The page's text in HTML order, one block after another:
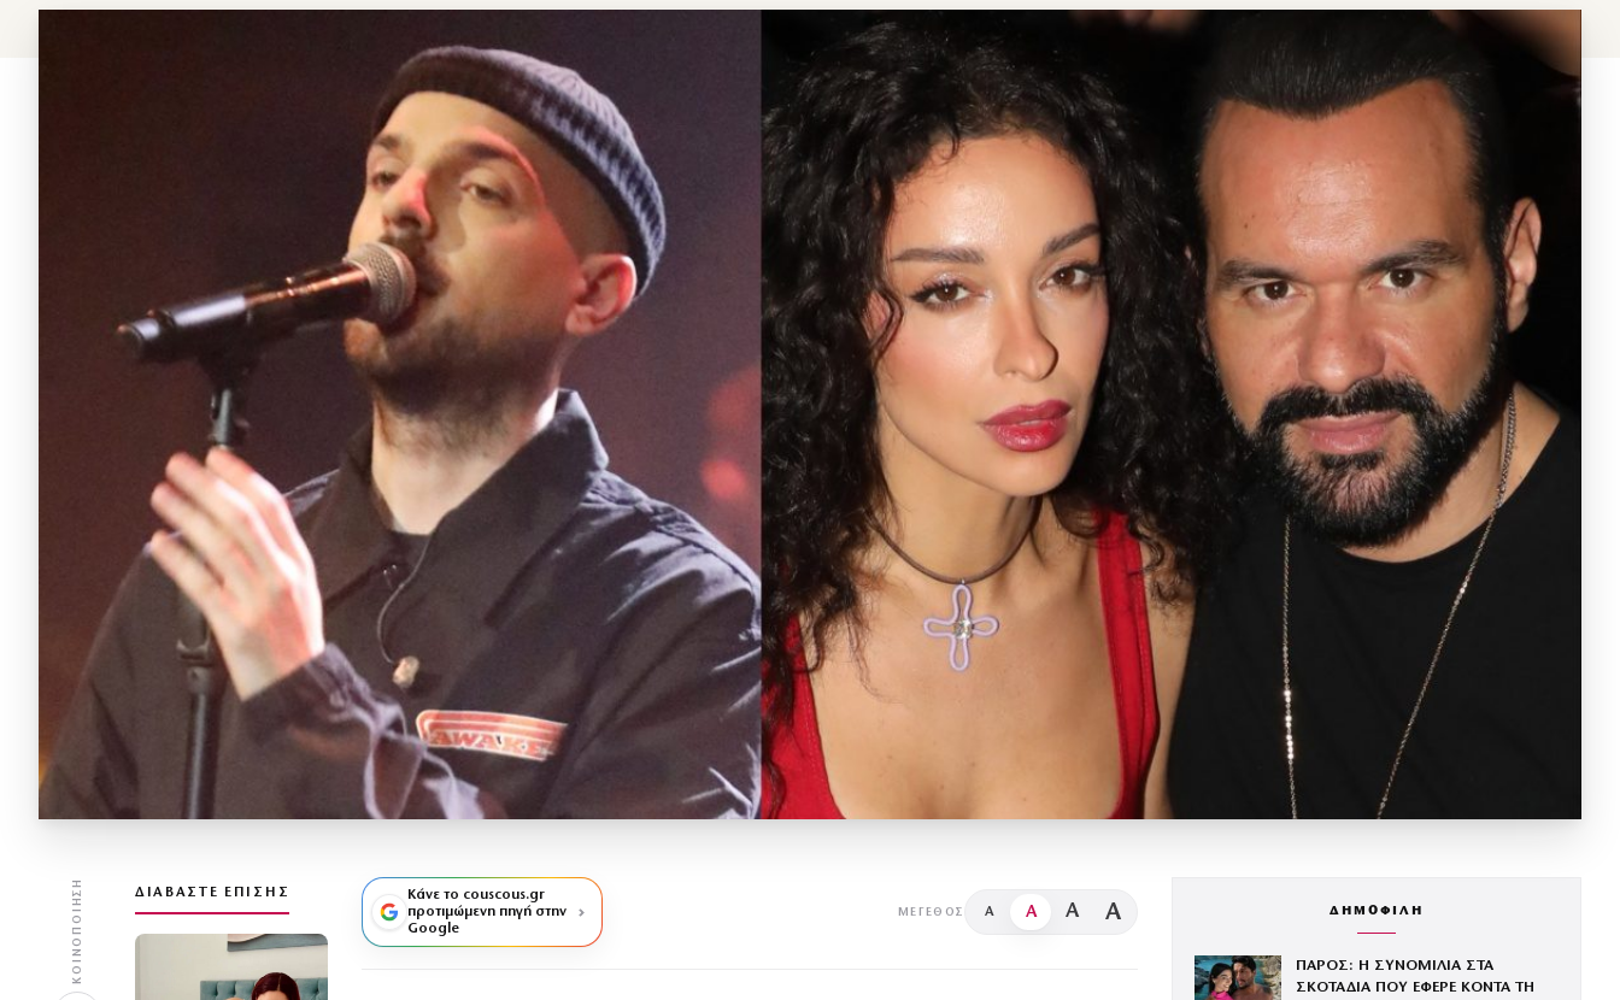
ΚΟΙΝΟΠΟΊΗΣΗ ΔΙΑΒΆΣΤΕ ΕΠΊΣΗΣ
Κάνε το couscous.gr
προτιμώμενη πηγή στην
Google
ΜΈΓΕΘΟΣ A A A A ΔΗΜΟΦΙΛΗ
ΠΑΡΟΣ: Η ΣΥΝΟΜΙΛΙΑ ΣΤΑ
ΣΚΟΤΑΔΙΑ ΠΟΥ ΕΦΕΡΕ ΚΟΝΤΑ ΤΗ